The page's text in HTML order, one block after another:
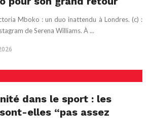
Mboko : un duo inattendu à Londres. (c) :
de Serena Williams. À ...
dans le sport : les
elles “pas assez